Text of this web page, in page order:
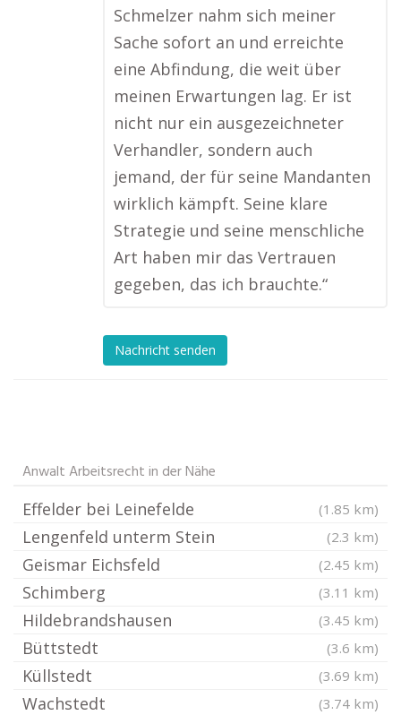
Schmelzer nahm sich meiner
Sache sofort an und erreichte
eine Abfindung, die weit über
meinen Erwartungen lag. Er ist
nicht nur ein ausgezeichneter
Verhandler, sondern auch
jemand, der für seine Mandanten
wirklich kämpft. Seine klare
Strategie und seine menschliche
Art haben mir das Vertrauen
gegeben, das ich brauchte.“
Nachricht senden
Anwalt Arbeitsrecht in der Nähe
Effelder bei Leinefelde (1.85 km)
Lengenfeld unterm Stein (2.3 km)
Geismar Eichsfeld (2.45 km)
Schimberg (3.11 km)
Hildebrandshausen (3.45 km)
Büttstedt (3.6 km)
Küllstedt (3.69 km)
Wachstedt (3.74 km)